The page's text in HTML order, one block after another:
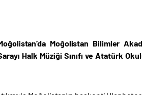
Moğolistan Bilimler
Halk Müziği Sınıfı ve Atatürk